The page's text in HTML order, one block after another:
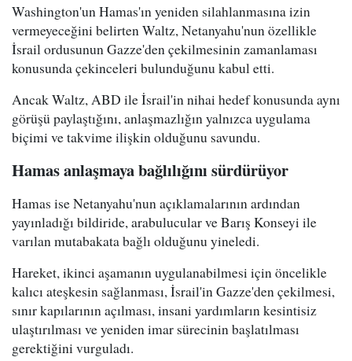
Washington'un Hamas'ın yeniden silahlanmasına izin
vermeyeceğini belirten Waltz, Netanyahu'nun özellikle
İsrail ordusunun Gazze'den çekilmesinin zamanlaması
konusunda çekinceleri bulunduğunu kabul etti.
Ancak Waltz, ABD ile İsrail'in nihai hedef konusunda aynı
görüşü paylaştığını, anlaşmazlığın yalnızca uygulama
biçimi ve takvime ilişkin olduğunu savundu.
Hamas anlaşmaya bağlılığını sürdürüyor
Hamas ise Netanyahu'nun açıklamalarının ardından
yayınladığı bildiride, arabulucular ve Barış Konseyi ile
varılan mutabakata bağlı olduğunu yineledi.
Hareket, ikinci aşamanın uygulanabilmesi için öncelikle
kalıcı ateşkesin sağlanması, İsrail'in Gazze'den çekilmesi,
sınır kapılarının açılması, insani yardımların kesintisiz
ulaştırılması ve yeniden imar sürecinin başlatılması
gerektiğini vurguladı.